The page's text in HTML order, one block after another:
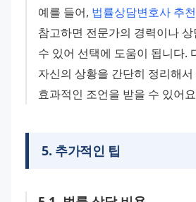
예를 들어, 법률상담변호사 추천
참고하면 전문가의 경력이나
수 있어 선택에 도움이 됩니다.
자신의 상황을 간단히 정리해
효과적인 조언을 받을 수 있어
5. 추가적인 팁